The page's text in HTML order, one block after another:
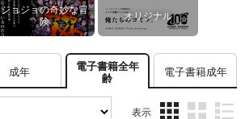
ジョジョの奇妙な冒
険
オリジナル
成年 電子書籍全年
齢 電子書籍成年
表示